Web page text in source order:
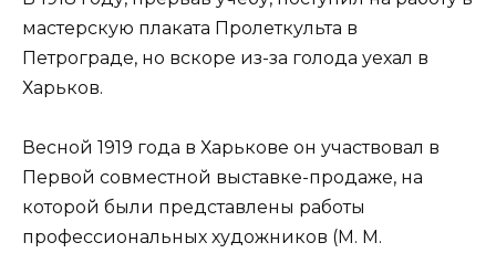
мастерскую плаката Пролеткульта в
Петрограде, но вскоре из-за голода уехал в
Харьков.
Весной 1919 года в Харькове он участвовал в
Первой совместной выставке-продаже, на
которой были представлены работы
профессиональных художников (М. М.